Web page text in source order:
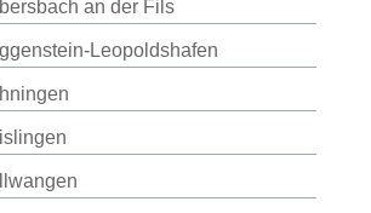
an der Fils
Leopoldshafen